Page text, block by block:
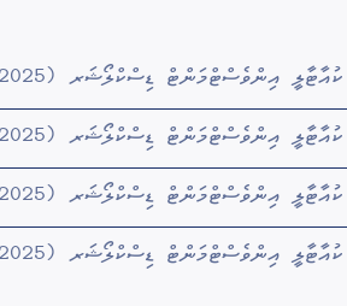
ކުއާޓާލީ އިންވެސްޓްމަންޓް ޑިސްކްލޯޝަރ (Q4-2025)
ކުއާޓާލީ އިންވެސްޓްމަންޓް ޑިސްކްލޯޝަރ (Q3-2025)
ކުއާޓާލީ އިންވެސްޓްމަންޓް ޑިސްކްލޯޝަރ (Q2-2025)
ކުއާޓާލީ އިންވެސްޓްމަންޓް ޑިސްކްލޯޝަރ (Q1-2025)